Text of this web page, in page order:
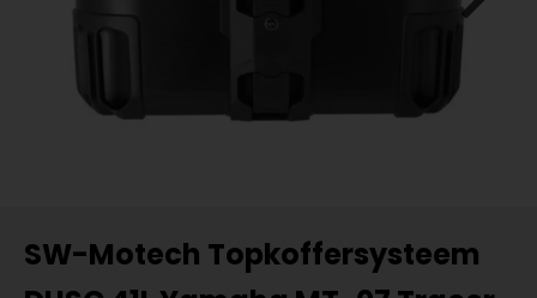
SW-Motech Topkoffersysteem